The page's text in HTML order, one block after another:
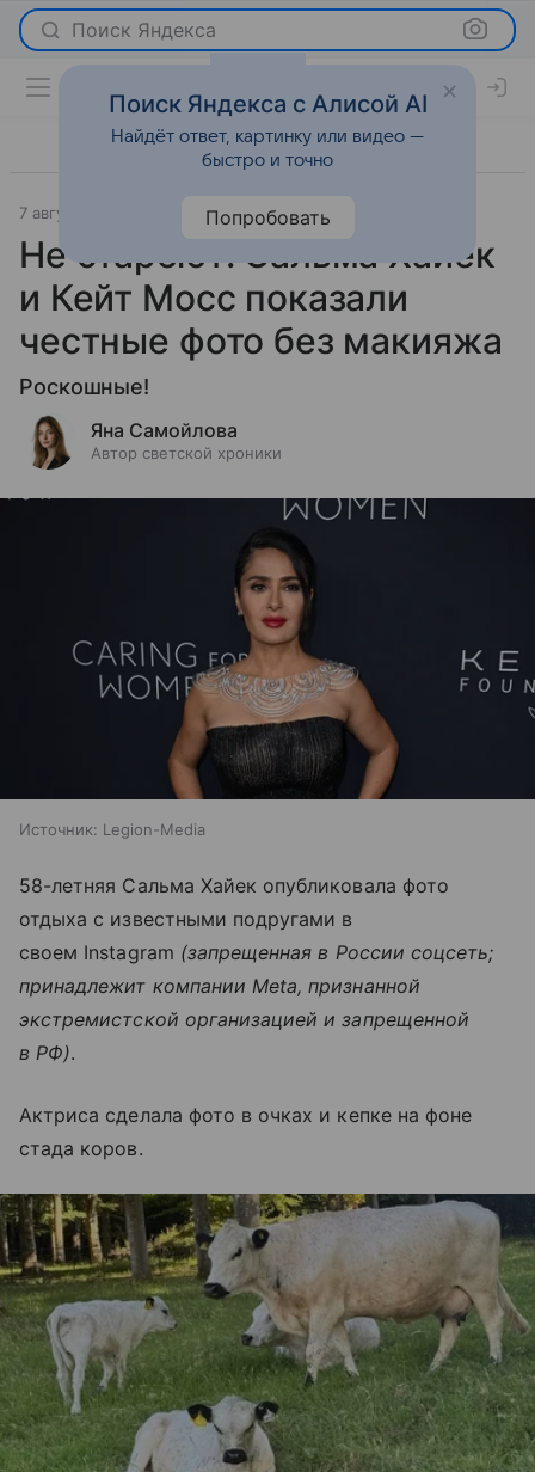
Поиск Яндекса
7 августа 2025 Светская жизнь
Не стареют: Сальма Хайек
и Кейт Мосс показали
честные фото без макияжа
Роскошные!
Яна Самойлова
Автор светской хроники
Источник: Legion-Media
58-летняя Сальма Хайек опубликовала фото
отдыха с известными подругами в
своем Instagram (запрещенная в России соцсеть;
принадлежит компании Meta, признанной
экстремистской организацией и запрещенной
в РФ).
Актриса сделала фото в очках и кепке на фоне
стада коров.
Поиск Яндекса с Алисой AI
Найдёт ответ, картинку или видео —
быстро и точно
Попробовать